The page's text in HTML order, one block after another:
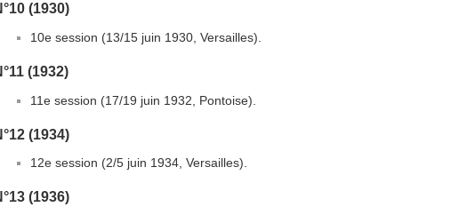
(1930)
10e session (13/15 juin 1930, Versailles).
(1932)
11e session (17/19 juin 1932, Pontoise).
(1934)
12e session (2/5 juin 1934, Versailles).
(1936)